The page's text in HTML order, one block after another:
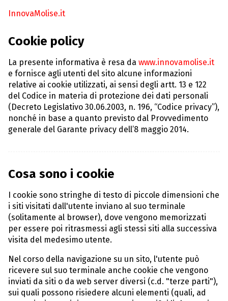
InnovaMolise.it
Cookie policy
La presente informativa è resa da www.innovamolise.it
e fornisce agli utenti del sito alcune informazioni
relative ai cookie utilizzati, ai sensi degli artt. 13 e 122
del Codice in materia di protezione dei dati personali
(Decreto Legislativo 30.06.2003, n. 196, “Codice privacy”),
nonché in base a quanto previsto dal Provvedimento
generale del Garante privacy dell’8 maggio 2014.
Cosa sono i cookie
I cookie sono stringhe di testo di piccole dimensioni che
i siti visitati dall'utente inviano al suo terminale
(solitamente al browser), dove vengono memorizzati
per essere poi ritrasmessi agli stessi siti alla successiva
visita del medesimo utente.
Nel corso della navigazione su un sito, l'utente può
ricevere sul suo terminale anche cookie che vengono
inviati da siti o da web server diversi (c.d. "terze parti"),
sui quali possono risiedere alcuni elementi (quali, ad